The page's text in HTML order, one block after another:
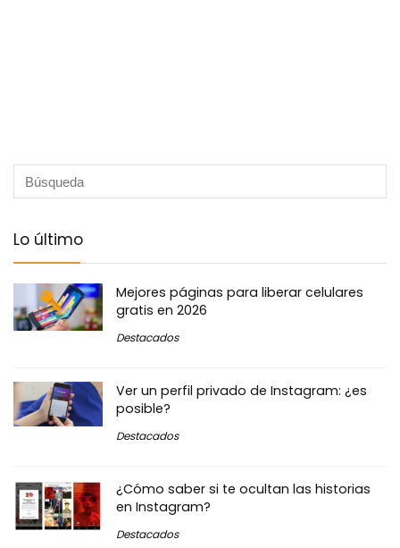
Lo último
Mejores páginas para liberar celulares
gratis en 2026
Destacados
Ver un perfil privado de Instagram: ¿es
posible?
Destacados
¿Cómo saber si te ocultan las historias
en Instagram?
Destacados